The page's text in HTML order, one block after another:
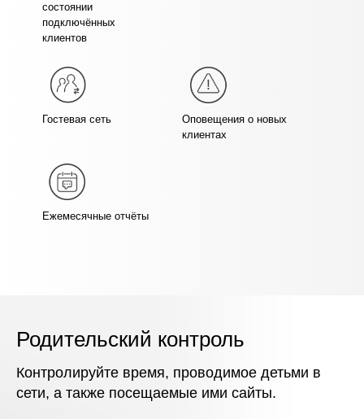
состоянии
подключённых
клиентов
Гостевая сеть
Оповещения о новых
клиентах
Ежемесячные отчёты
Родительский контроль
Контролируйте время, проводимое детьми в
сети, а также посещаемые ими сайты.